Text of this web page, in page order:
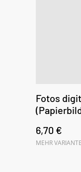
Fotos
6,70 €
MEHR